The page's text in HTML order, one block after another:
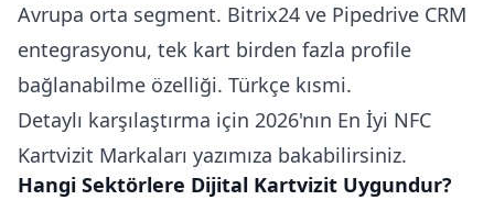
Avrupa orta segment. Bitrix24 ve Pipedrive CRM
entegrasyonu, tek kart birden fazla profile
bağlanabilme özelliği. Türkçe kısmi.
Detaylı karşılaştırma için 2026'nın En İyi NFC
Kartvizit Markaları yazımıza bakabilirsiniz.
Hangi Sektörlere Dijital Kartvizit Uygundur?